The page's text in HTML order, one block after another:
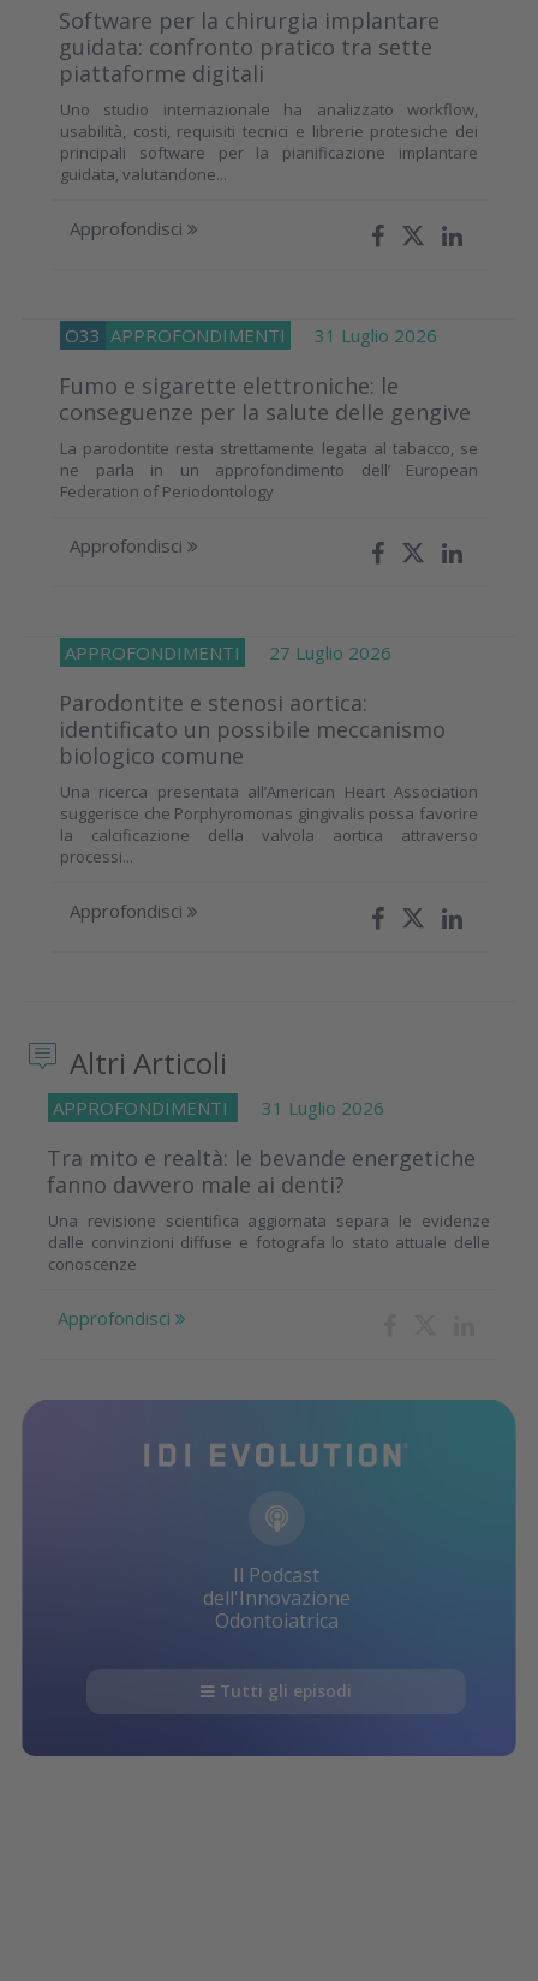
Software per la chirurgia implantare
guidata: confronto pratico tra sette
piattaforme digitali
Uno studio internazionale ha analizzato workflow,
usabilità, costi, requisiti tecnici e librerie protesiche dei
principali software per la pianificazione implantare
guidata, valutandone...
Approfondisci
O33 APPROFONDIMENTI 31 Luglio 2026
Fumo e sigarette elettroniche: le
conseguenze per la salute delle gengive
La parodontite resta strettamente legata al tabacco, se
ne parla in un approfondimento dell’ European
Federation of Periodontology
Approfondisci
APPROFONDIMENTI 27 Luglio 2026
Parodontite e stenosi aortica:
identificato un possibile meccanismo
biologico comune
Una ricerca presentata all’American Heart Association
suggerisce che Porphyromonas gingivalis possa favorire
la calcificazione della valvola aortica attraverso
processi...
Approfondisci
Altri Articoli
APPROFONDIMENTI 31 Luglio 2026
Tra mito e realtà: le bevande energetiche
fanno davvero male ai denti?
Una revisione scientifica aggiornata separa le evidenze
dalle convinzioni diffuse e fotografa lo stato attuale delle
conoscenze
Approfondisci
Il Podcast
dell'Innovazione
Odontoiatrica
Tutti gli episodi